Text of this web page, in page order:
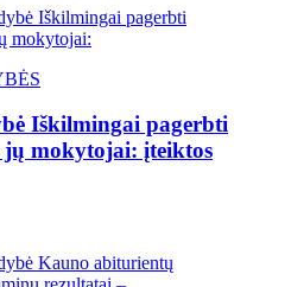
Iškilmingai pagerbti
mokytojai: įteiktos